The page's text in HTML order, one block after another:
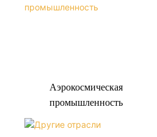
Аэрокосмическая
промышленность